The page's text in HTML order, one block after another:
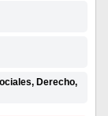
Derecho,